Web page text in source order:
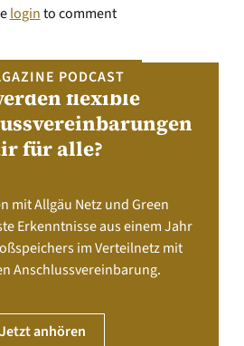
loginto comment
PODCAST
flexible
für alle?
mit Allgäu Netz und Green
Erkenntnisse aus einem Jahr
im Verteilnetz mit
Anschlussvereinbarung.
Jetzt anhören